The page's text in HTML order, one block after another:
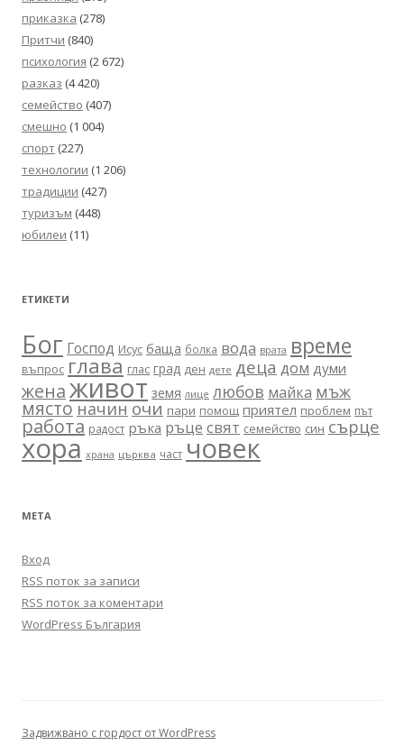
приказка (278)
Притчи (840)
психология (2 672)
разказ (4 420)
семейство (407)
смешно (1 004)
спорт (227)
технологии (1 206)
традиции (427)
туризъм (448)
юбилеи (11)
ЕТИКЕТИ
Бог Господ Исус баща болка вода врата време
въпрос глава глас град ден дете деца дом думи
женаживот земя лице любов майка мъж
мястоначиночи пари помощ приятел проблем път
работа радост ръка ръце свят семейство син сърце
хора храна църква част човек
МЕТА
Вход
RSS поток за записи
RSS поток за коментари
WordPress България
Задвижвано с гордост от WordPress